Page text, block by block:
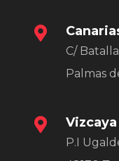
C/
Palmas
Vizcaya
P.I